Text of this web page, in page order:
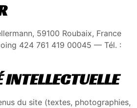
59100 Roubaix, France
424 761 419 00045 — Tél. :
du site (textes, photographies,